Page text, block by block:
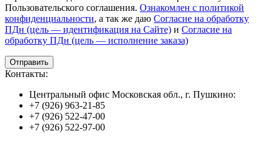
Пользовательского соглашения. Ознакомлен с политикой
конфиденциальности, а так же даю Согласие на обработку
ПДн (цель — идентификация на Сайте) и Согласие на
обработку ПДн (цель — исполнение заказа)
Контакты:
Центральный офис Московская обл., г. Пушкино:
+7 (926) 963-21-85
+7 (926) 522-47-00
+7 (926) 522-97-00